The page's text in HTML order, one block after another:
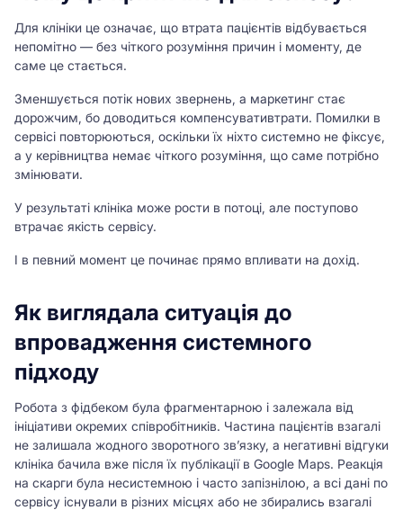
Для клініки це означає, що втрата пацієнтів відбувається
непомітно — без чіткого розуміння причин і моменту, де
саме це стається.
Зменшується потік нових звернень, а маркетинг стає
дорожчим, бо доводиться компенсувативтрати. Помилки в
сервісі повторюються, оскільки їх ніхто системно не фіксує,
а у керівництва немає чіткого розуміння, що саме потрібно
змінювати.
У результаті клініка може рости в потоці, але поступово
втрачає якість сервісу.
І в певний момент це починає прямо впливати на дохід.
Як виглядала ситуація до
впровадження системного
підходу
Робота з фідбеком була фрагментарною і залежала від
ініціативи окремих співробітників. Частина пацієнтів взагалі
не залишала жодного зворотного зв’язку, а негативні відгуки
клініка бачила вже після їх публікації в Google Maps. Реакція
на скарги була несистемною і часто запізнілою, а всі дані по
сервісу існували в різних місцях або не збирались взагалі